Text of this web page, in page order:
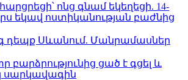
հարցրեցի՝ ոնց գնամ եկեղեցի. 14-
եկավ ոստիկանության բաժնից
դեպք Սևանում. Մանրամասներ
բարձրությունից ցած է գցել և
սարկավագին